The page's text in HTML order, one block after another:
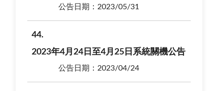
公告日期：2023/05/31
44
2023年4月24日至4月25日系統關機公告
公告日期：2023/04/24